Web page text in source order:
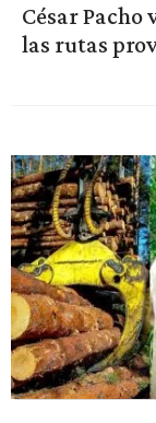
César
las rutas